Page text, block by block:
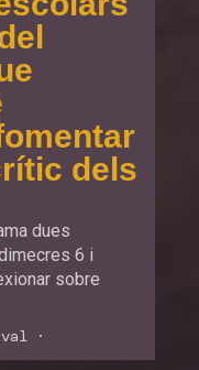
dels
dues
6 i
sobre
·